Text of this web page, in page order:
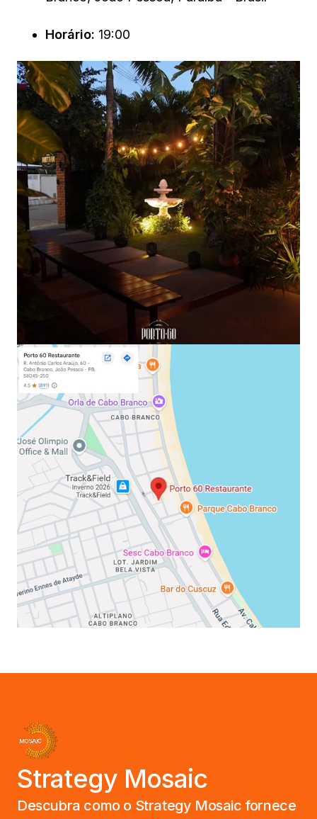
Horário: 19:00
Strategy Mosaic
Descubra como o Strategy Mosaic fornece